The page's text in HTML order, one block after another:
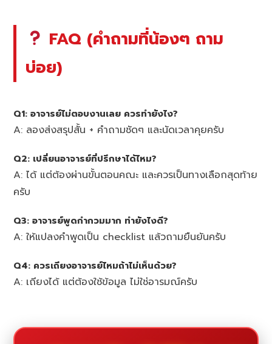
FAQ (คำถามที่น้องๆ ถาม
บ่อย)
Q1: อาจารย์ไม่ตอบงานเลย ควรทำยังไง?
A: ลองส่งสรุปสั้น + คำถามชัดๆ และนัดเวลาคุยครับ
Q2: เปลี่ยนอาจารย์ที่ปรึกษาได้ไหม?
A: ได้ แต่ต้องผ่านขั้นตอนคณะ และควรเป็นทางเลือกสุดท้าย
ครับ
Q3: อาจารย์พูดกำกวมมาก ทำยังไงดี?
A: ให้แปลงคำพูดเป็น checklist แล้วถามยืนยันครับ
Q4: ควรเถียงอาจารย์ไหมถ้าไม่เห็นด้วย?
A: เถียงได้ แต่ต้องใช้ข้อมูล ไม่ใช่อารมณ์ครับ